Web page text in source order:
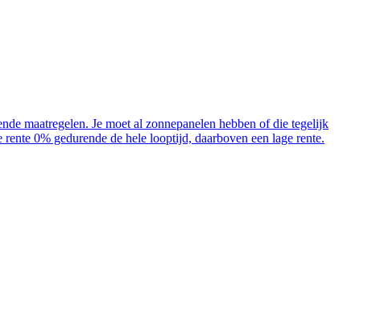
maatregelen. Je moet al zonnepanelen hebben of die tegelijk
0% gedurende de hele looptijd, daarboven een lage rente.